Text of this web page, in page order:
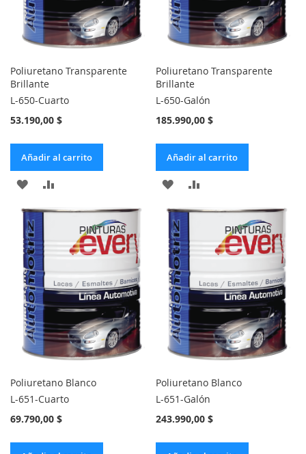
Poliuretano Transparente
Brillante
L-650-Cuarto
53.190,00 $
Añadir al carrito
AÑADIR
A
LA
LISTA
DE
DESEOS
PARA
COMPARAR
Poliuretano Transparente
Brillante
L-650-Galón
185.990,00 $
Añadir al carrito
AÑADIR
A
LA
LISTA
DE
DESEOS
PARA
COMPARAR
Poliuretano Blanco
L-651-Cuarto
69.790,00 $
Poliuretano Blanco
L-651-Galón
243.990,00 $